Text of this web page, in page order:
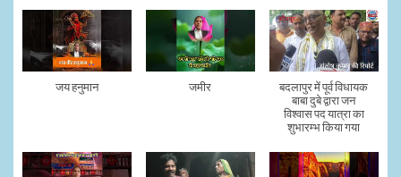
जय हनुमान जमीर
बदलापुर में पूर्व विधायक
बाबा दुबे द्वारा जन
विश्वास पद यात्रा का
शुभारम्भ किया गया